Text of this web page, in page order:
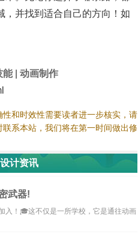
，并找到适合自己的方向！如
能| 动画制作
和时效性需要读者进一步核实，请
系本站，我们将在第一时间做出修
计资讯
武器!
入！🎓这不仅是一所学校，它是通往动画